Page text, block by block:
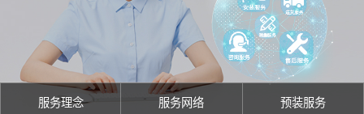
服务理念 服务网络 预装服务